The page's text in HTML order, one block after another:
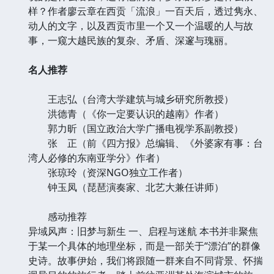
样？作者廖云章在西贡「流浪」一百天后，透过隽永、
动人的文字，以及西贡市里一个又一个温暖的人与故
事，一窥大越民族的复杂、矛盾、深邃与瑰丽。
名人推荐
王志弘（台湾大学建筑与城乡研究所教授）
洪德青（《你一定要认识的越南》作者）
郭力昕（国立政治大学广播电视学系副教授）
张 正（前《四方报》总编辑、《外婆家有事：台
湾人必修的东南亚学分》作者）
张琼玲（资深NGO独立工作者）
钟玉凤（琵琶演奏家、北艺大兼任讲师）
感动推荐
异域风声：旧梦与新生 一、启程与迷航 本书并非聚焦
于某一个具体的地理坐标，而是一部关于“漂泊”的群像
史诗。故事伊始，我们将跟随一群来自不同背景、怀揣